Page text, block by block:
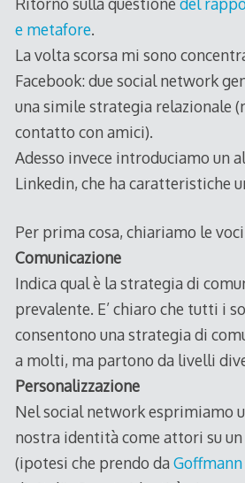
e metafore.
La volta scorsa mi sono
Facebook: due social network
una simile strategia relazionale
contatto con amici).
Adesso invece introduciamo un
Linkedin, che ha caratteristiche
Per prima cosa, chiariamo le
Comunicazione
Indica qual è la strategia di
prevalente. E’ chiaro che tutti i
consentono una strategia di
a molti, ma partono da livelli
Personalizzazione
Nel social network esprimiamo
nostra identità come attori su un
(ipotesi che prendo daGoffmann